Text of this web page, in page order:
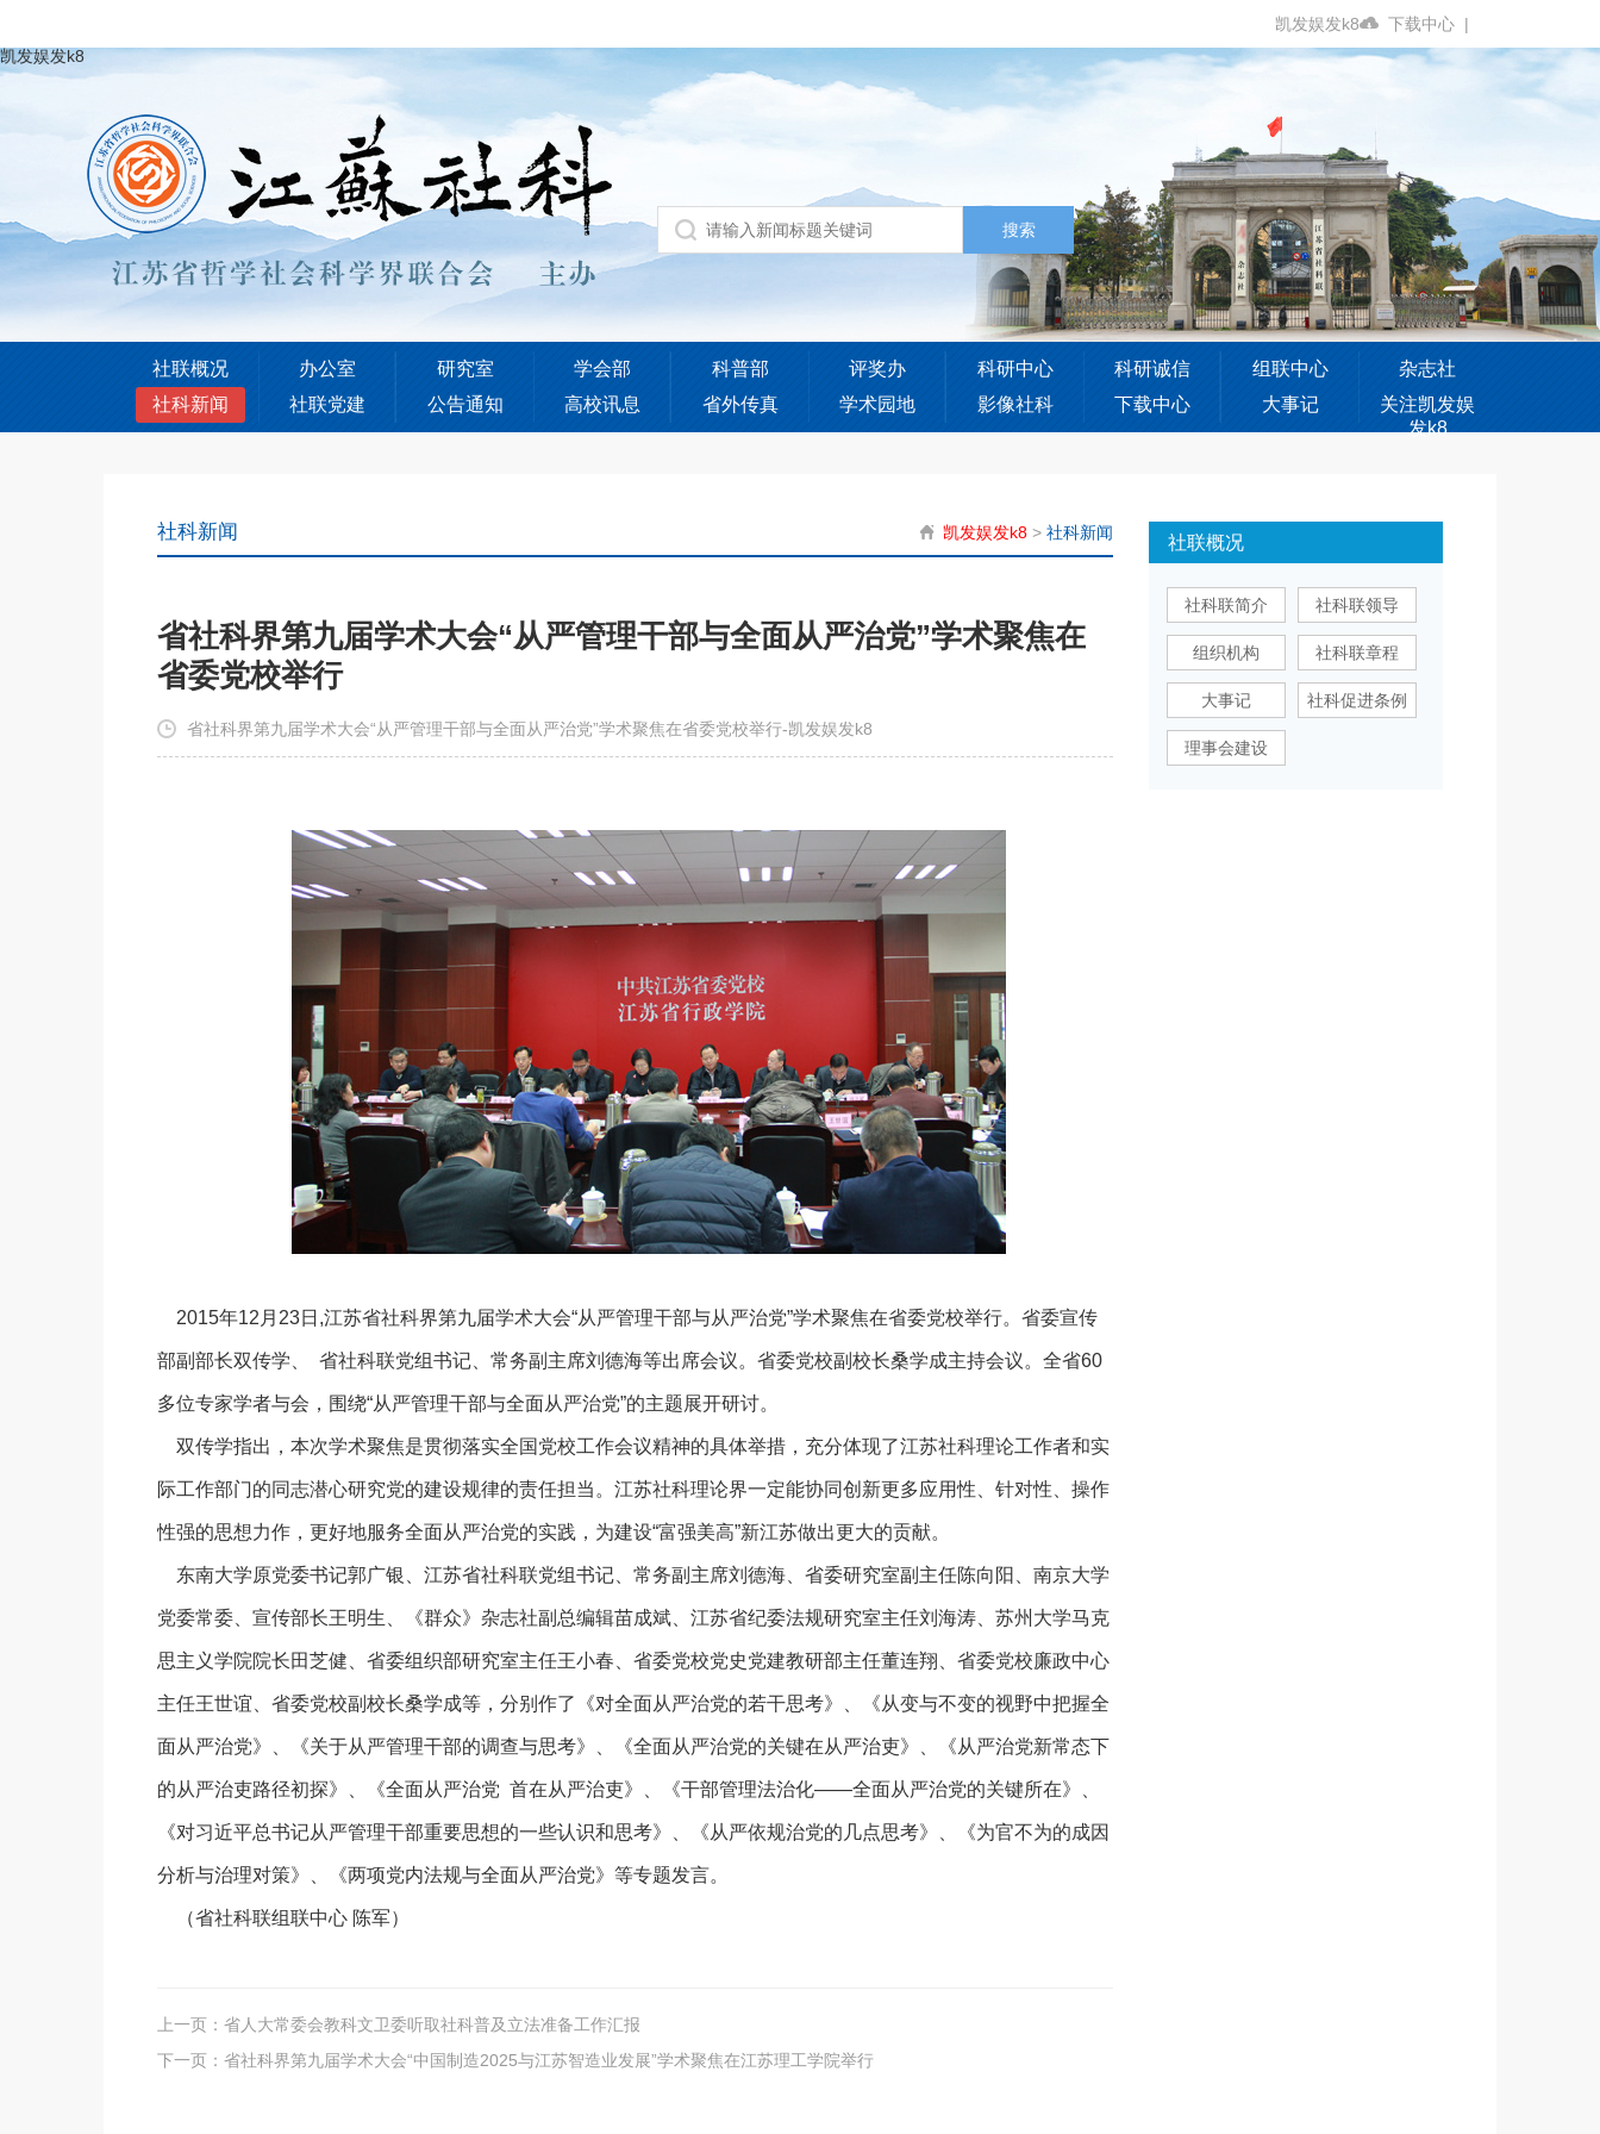
凯发娱发k8 下载中心 |
凯发娱发k8
社联概况 办公室 研究室 学会部 科普部 评奖办 科研中心 科研诚信 组联中心
杂志社
社科新闻
社联党建 公告通知 高校讯息 省外传真 学术园地 影像社科 下载中心 大事记
关注凯发娱
发k8
社科新闻 凯发娱发k8> 社科新闻
省社科界第九届学术大会“从严管理干部与全面从严治党”学术聚焦在
省委党校举行
省社科界第九届学术大会“从严管理干部与全面从严治党”学术聚焦在省委党校举行-凯发娱发k8
2015年12月23日,江苏省社科界第九届学术大会“从严管理干部与从严治党”学术聚焦在省委党校举行。省委宣传
部副部长双传学、 省社科联党组书记、常务副主席刘德海等出席会议。省委党校副校长桑学成主持会议。全省60
多位专家学者与会，围绕“从严管理干部与全面从严治党”的主题展开研讨。
双传学指出，本次学术聚焦是贯彻落实全国党校工作会议精神的具体举措，充分体现了江苏社科理论工作者和实
际工作部门的同志潜心研究党的建设规律的责任担当。江苏社科理论界一定能协同创新更多应用性、针对性、操作
性强的思想力作，更好地服务全面从严治党的实践，为建设“富强美高”新江苏做出更大的贡献。
东南大学原党委书记郭广银、江苏省社科联党组书记、常务副主席刘德海、省委研究室副主任陈向阳、南京大学
党委常委、宣传部长王明生、《群众》杂志社副总编辑苗成斌、江苏省纪委法规研究室主任刘海涛、苏州大学马克
思主义学院院长田芝健、省委组织部研究室主任王小春、省委党校党史党建教研部主任董连翔、省委党校廉政中心
主任王世谊、省委党校副校长桑学成等，分别作了《对全面从严治党的若干思考》、《从变与不变的视野中把握全
面从严治党》、《关于从严管理干部的调查与思考》、《全面从严治党的关键在从严治吏》、《从严治党新常态下
的从严治吏路径初探》、《全面从严治党 首在从严治吏》、《干部管理法治化——全面从严治党的关键所在》、
《对习近平总书记从严管理干部重要思想的一些认识和思考》、《从严依规治党的几点思考》、《为官不为的成因
分析与治理对策》、《两项党内法规与全面从严治党》等专题发言。
（省社科联组联中心 陈军）
上一页： 省人大常委会教科文卫委听取社科普及立法准备工作汇报
下一页： 省社科界第九届学术大会“中国制造2025与江苏智造业发展”学术聚焦在江苏理工学院举行
社联概况
社科联简介 社科联领导
组织机构 社科联章程
大事记 社科促进条例
理事会建设